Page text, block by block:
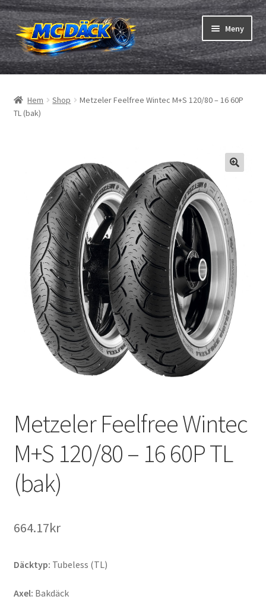
Hoppa
till
navigering
Hoppa
till
innehåll
Meny
Däck
Slangar & fälgband
Däcktest
Märken
Om oss
Hem Shop
Metzeler Feelfree Wintec M+S 120/80 – 16 60P
TL (bak)
Metzeler Feelfree Wintec
M+S 120/80 – 16 60P TL
(bak)
664.17kr
Däcktyp: Tubeless (TL)
Axel: Bakdäck